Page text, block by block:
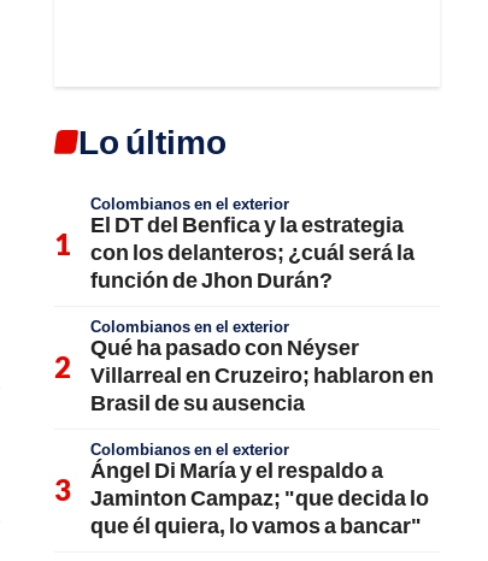
Lo último
Colombianos en el exterior
El DT del Benfica y la estrategia
con los delanteros; ¿cuál será la
función de Jhon Durán?
Colombianos en el exterior
Qué ha pasado con Néyser
Villarreal en Cruzeiro; hablaron en
Brasil de su ausencia
Colombianos en el exterior
Ángel Di María y el respaldo a
Jaminton Campaz; "que decida lo
que él quiera, lo vamos a bancar"